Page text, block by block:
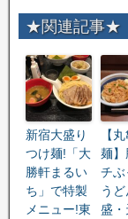
★関連記事★
新宿大盛り
つけ麺!「大
勝軒まるい
ち」で特製
メニュー!東
【
麺】
チぶ
う
盛・